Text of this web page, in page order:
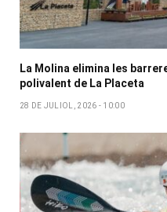
La Molina elimina les
polivalent de La Placeta
28 DE JULIOL, 2026 - 10:00